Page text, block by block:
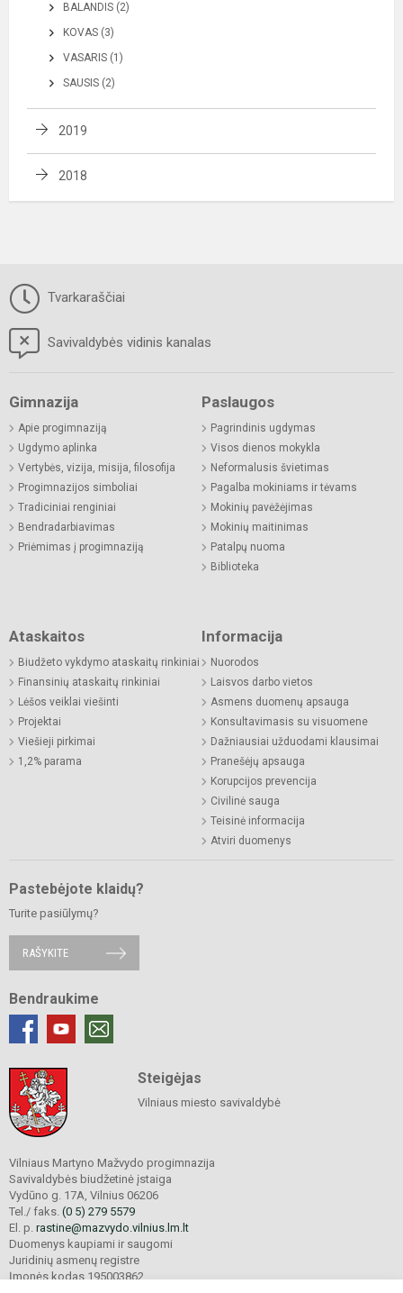
BALANDIS (2)
KOVAS (3)
VASARIS (1)
SAUSIS (2)
2019
2018
Tvarkaraščiai
Savivaldybės vidinis kanalas
Gimnazija
Apie progimnaziją
Ugdymo aplinka
Vertybės, vizija, misija, filosofija
Progimnazijos simboliai
Tradiciniai renginiai
Bendradarbiavimas
Priėmimas į progimnaziją
Paslaugos
Pagrindinis ugdymas
Visos dienos mokykla
Neformalusis švietimas
Pagalba mokiniams ir tėvams
Mokinių pavėžėjimas
Mokinių maitinimas
Patalpų nuoma
Biblioteka
Ataskaitos
Biudžeto vykdymo ataskaitų rinkiniai
Finansinių ataskaitų rinkiniai
Lėšos veiklai viešinti
Projektai
Viešieji pirkimai
1,2% parama
Informacija
Nuorodos
Laisvos darbo vietos
Asmens duomenų apsauga
Konsultavimasis su visuomene
Dažniausiai užduodami klausimai
Pranešėjų apsauga
Korupcijos prevencija
Civilinė sauga
Teisinė informacija
Atviri duomenys
Pastebėjote klaidų?
Turite pasiūlymų?
RAŠYKITE
Bendraukime
Steigėjas
Vilniaus miesto savivaldybė
Vilniaus Martyno Mažvydo progimnazija
Savivaldybės biudžetinė įstaiga
Vydūno g. 17A, Vilnius 06206
Tel./ faks. (0 5) 279 5579
El. p. rastine@mazvydo.vilnius.lm.lt
Duomenys kaupiami ir saugomi
Juridinių asmenų registre
Įmonės kodas 195003862